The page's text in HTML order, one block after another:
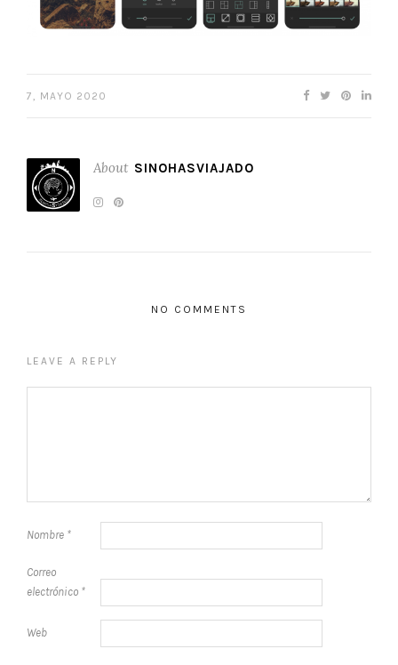
7, MAYO 2020
About SINOHASVIAJADO
NO COMMENTS
LEAVE A REPLY
Nombre *
Correo
electrónico *
Web